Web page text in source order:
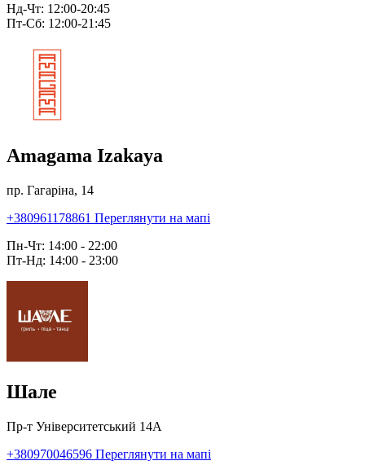
Нд-Чт: 12:00-20:45
Пт-Сб: 12:00-21:45
Amagama Izakaya
пр. Гагаріна, 14
+380961178861 Переглянути на мапі
Пн-Чт: 14:00 - 22:00
Пт-Нд: 14:00 - 23:00
Шале
Пр-т Університетський 14А
+380970046596 Переглянути на мапі